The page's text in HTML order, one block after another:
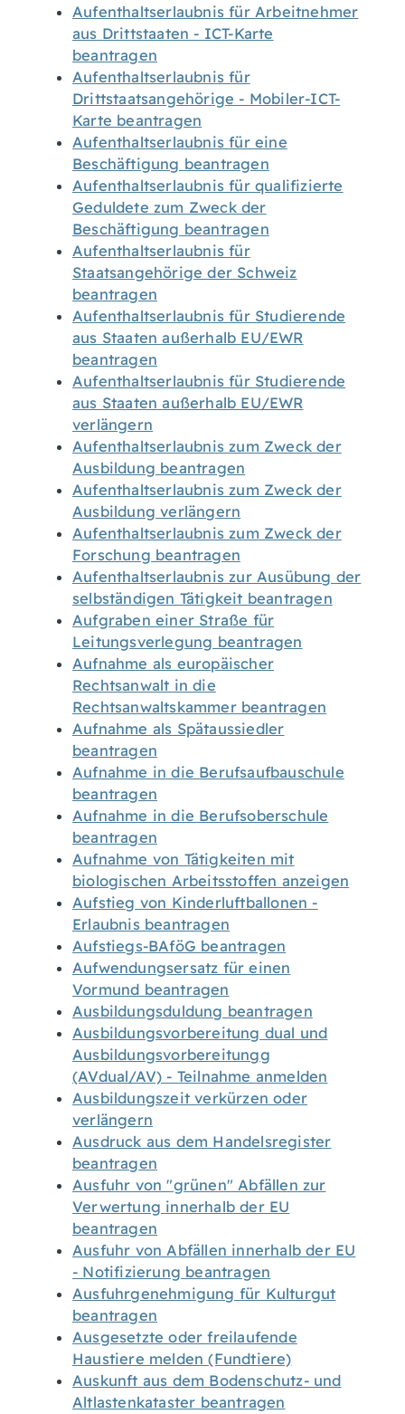
Aufenthaltserlaubnis für Arbeitnehmer
aus Drittstaaten - ICT-Karte
beantragen
Aufenthaltserlaubnis für
Drittstaatsangehörige - Mobiler-ICT-
Karte beantragen
Aufenthaltserlaubnis für eine
Beschäftigung beantragen
Aufenthaltserlaubnis für qualifizierte
Geduldete zum Zweck der
Beschäftigung beantragen
Aufenthaltserlaubnis für
Staatsangehörige der Schweiz
beantragen
Aufenthaltserlaubnis für Studierende
aus Staaten außerhalb EU/EWR
beantragen
Aufenthaltserlaubnis für Studierende
aus Staaten außerhalb EU/EWR
verlängern
Aufenthaltserlaubnis zum Zweck der
Ausbildung beantragen
Aufenthaltserlaubnis zum Zweck der
Ausbildung verlängern
Aufenthaltserlaubnis zum Zweck der
Forschung beantragen
Aufenthaltserlaubnis zur Ausübung der
selbständigen Tätigkeit beantragen
Aufgraben einer Straße für
Leitungsverlegung beantragen
Aufnahme als europäischer
Rechtsanwalt in die
Rechtsanwaltskammer beantragen
Aufnahme als Spätaussiedler
beantragen
Aufnahme in die Berufsaufbauschule
beantragen
Aufnahme in die Berufsoberschule
beantragen
Aufnahme von Tätigkeiten mit
biologischen Arbeitsstoffen anzeigen
Aufstieg von Kinderluftballonen -
Erlaubnis beantragen
Aufstiegs-BAföG beantragen
Aufwendungsersatz für einen
Vormund beantragen
Ausbildungsduldung beantragen
Ausbildungsvorbereitung dual und
Ausbildungsvorbereitungg
(AVdual/AV) - Teilnahme anmelden
Ausbildungszeit verkürzen oder
verlängern
Ausdruck aus dem Handelsregister
beantragen
Ausfuhr von "grünen" Abfällen zur
Verwertung innerhalb der EU
beantragen
Ausfuhr von Abfällen innerhalb der EU
- Notifizierung beantragen
Ausfuhrgenehmigung für Kulturgut
beantragen
Ausgesetzte oder freilaufende
Haustiere melden (Fundtiere)
Auskunft aus dem Bodenschutz- und
Altlastenkataster beantragen